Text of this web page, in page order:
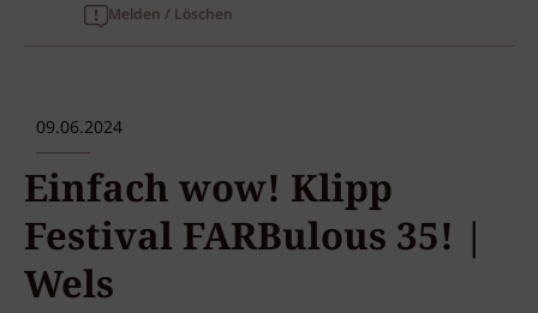
Melden / Löschen
09.06.2024
Einfach wow! Klipp
Festival FARBulous 35! |
Wels